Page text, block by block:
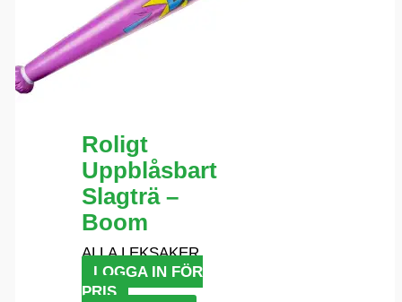
Roligt
Uppblåsbart
Slagträ –
Boom
ALLA LEKSAKER
LOGGA IN FÖR
PRIS